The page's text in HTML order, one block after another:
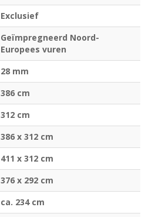
Exclusief
Geïmpregneerd Noord-
Europees vuren
28 mm
386 cm
312 cm
386 x 312 cm
411 x 312 cm
376 x 292 cm
ca. 234 cm